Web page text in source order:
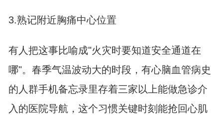
3.熟记附近胸痛中心位置
有人把这事比喻成"火灾时要知道安全通道在
哪"。春季气温波动大的时段，有心脑血管病史
的人群手机备忘录里存着三家以上能做急诊介
入的医院导航，这个习惯关键时刻能抢回心肌